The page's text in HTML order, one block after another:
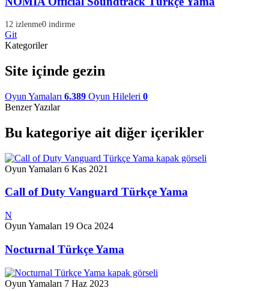
12 izlenme0 indirme
Git
Kategoriler
Site içinde gezin
Oyun Yamaları 6.389 Oyun Hileleri 0
Benzer Yazılar
Bu kategoriye ait diğer içerikler
Oyun Yamaları 6 Kas 2021
Call of Duty Vanguard Türkçe Yama
N
Oyun Yamaları 19 Oca 2024
Nocturnal Türkçe Yama
Oyun Yamaları 7 Haz 2023